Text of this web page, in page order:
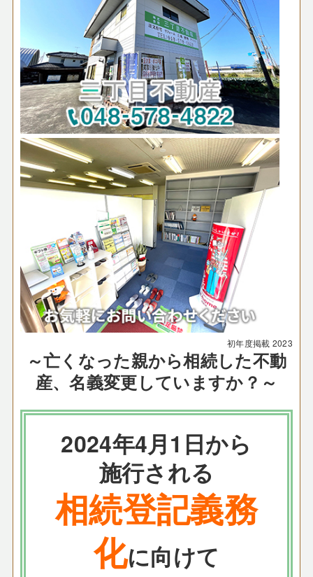
初年度掲載 2023
～亡くなった親から相続した不動
産、名義変更していますか？～
2024年4月1日から
施行される
相続登記義務
化に向けて